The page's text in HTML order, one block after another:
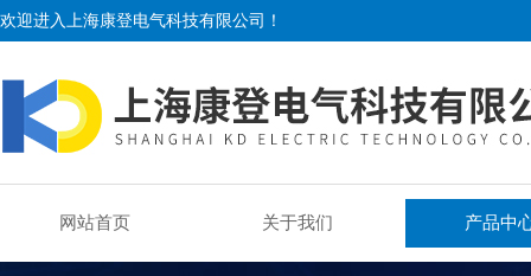
欢迎进入上海康登电气科技有限公司！
网站首页 关于我们 产品中